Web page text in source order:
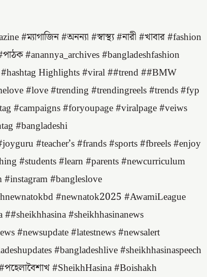
#ম্যাগাজিন #অনন্যা #স্বাস্থ্য #নারী #খাবার #fashion
#anannya_archives #bangladeshfashion
Highlights #viral ##trend ##BMW
#love #trending #trendingreels #trends #fyp
#campaigns #foryoupage #viralpage #veiws
#bangladeshi
#teacher’s #frands #sports #fbreels #enjoy
#students #learn #parents #newcurriculum
#bangleslove
#newnatok2025 #AwamiLeague
#sheikhhasinanews
#newsupdate #latestnews #newsalert
#bangladeshlive #sheikhhasinaspeech
#SheikhHasina #Boishakh